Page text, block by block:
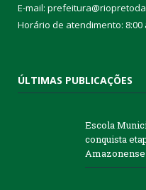
E-mail:
Horário de atendimento: 8:00
ÚLTIMAS PUBLICAÇÕES
Escola
conquista